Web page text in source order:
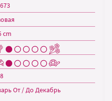
cm
От / До Декабрь